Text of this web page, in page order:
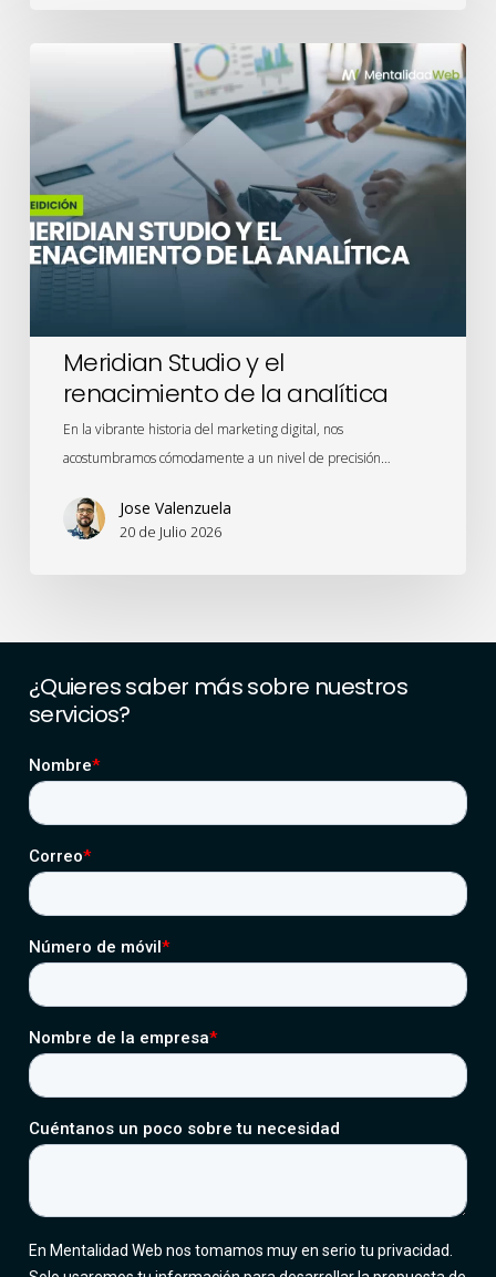
y
renacimiento
de
la
analítica
Meridian Studio y el
renacimiento de la analítica
En la vibrante historia del marketing digital, nos
acostumbramos cómodamente a un nivel de precisión…
Jose Valenzuela
20 de Julio 2026
¿Quieressaber mássobre nuestros
servicios?